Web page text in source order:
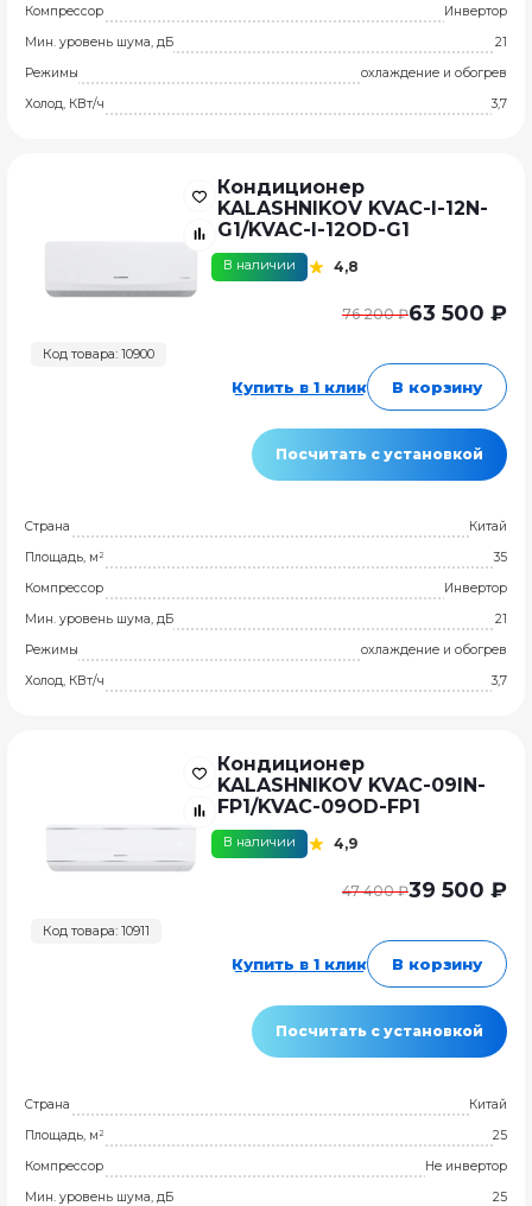
Компрессор
Инвертор
Мин. уровень шума, дБ
21
Режимы
охлаждение и обогрев
Холод, КВт/ч
3,7
Код товара: 10900
Кондиционер
KALASHNIKOV KVAC-I-12N-
G1/KVAC-I-12OD-G1
В наличии 4,8
76 200 ₽63 500 ₽
Купить в 1 клик В корзину
Посчитать с установкой
Страна
Китай
Площадь, м²
35
Компрессор
Инвертор
Мин. уровень шума, дБ
21
Режимы
охлаждение и обогрев
Холод, КВт/ч
3,7
Код товара: 10911
Кондиционер
KALASHNIKOV KVAC-09IN-
FP1/KVAC-09OD-FP1
В наличии 4,9
47 400 ₽39 500 ₽
Купить в 1 клик В корзину
Посчитать с установкой
Страна
Китай
Площадь, м²
25
Компрессор
Не инвертор
Мин. уровень шума, дБ
25